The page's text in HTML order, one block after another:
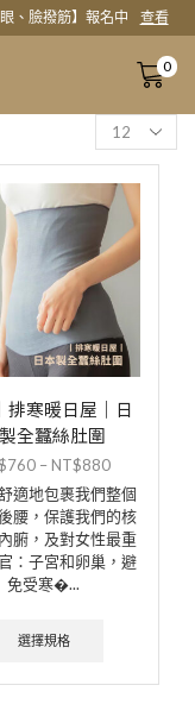
、臉撥筋】報名中 查看
0
排寒暖日屋｜日
全蠶絲肚圍
760 – NT$880
適地包裹我們整個
腰，保護我們的核
腑，及對女性最重
：子宮和卵巢，避
免受寒�...
選擇規格